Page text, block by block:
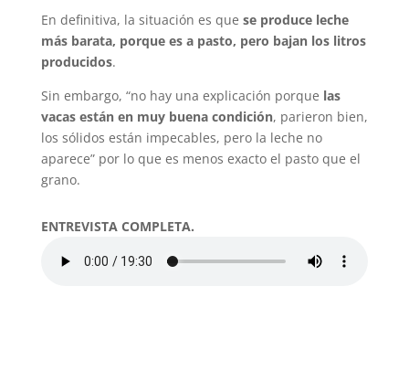
En definitiva, la situación es que se produce leche
más barata, porque es a pasto, pero bajan los litros
producidos.
Sin embargo, “no hay una explicación porque las
vacas están en muy buena condición, parieron bien,
los sólidos están impecables, pero la leche no
aparece” por lo que es menos exacto el pasto que el
grano.
ENTREVISTA COMPLETA.